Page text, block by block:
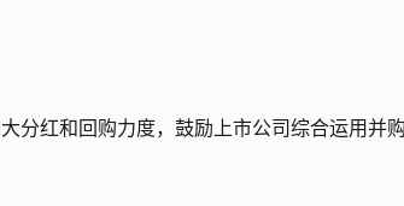
分红和回购力度，鼓励上市公司综合运用并